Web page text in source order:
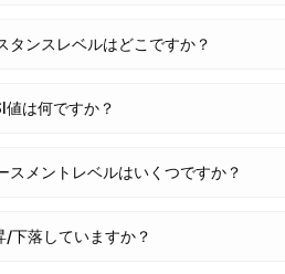
ンスレベルはどこですか？
は何ですか？
メントレベルはいくつですか？
下落していますか？